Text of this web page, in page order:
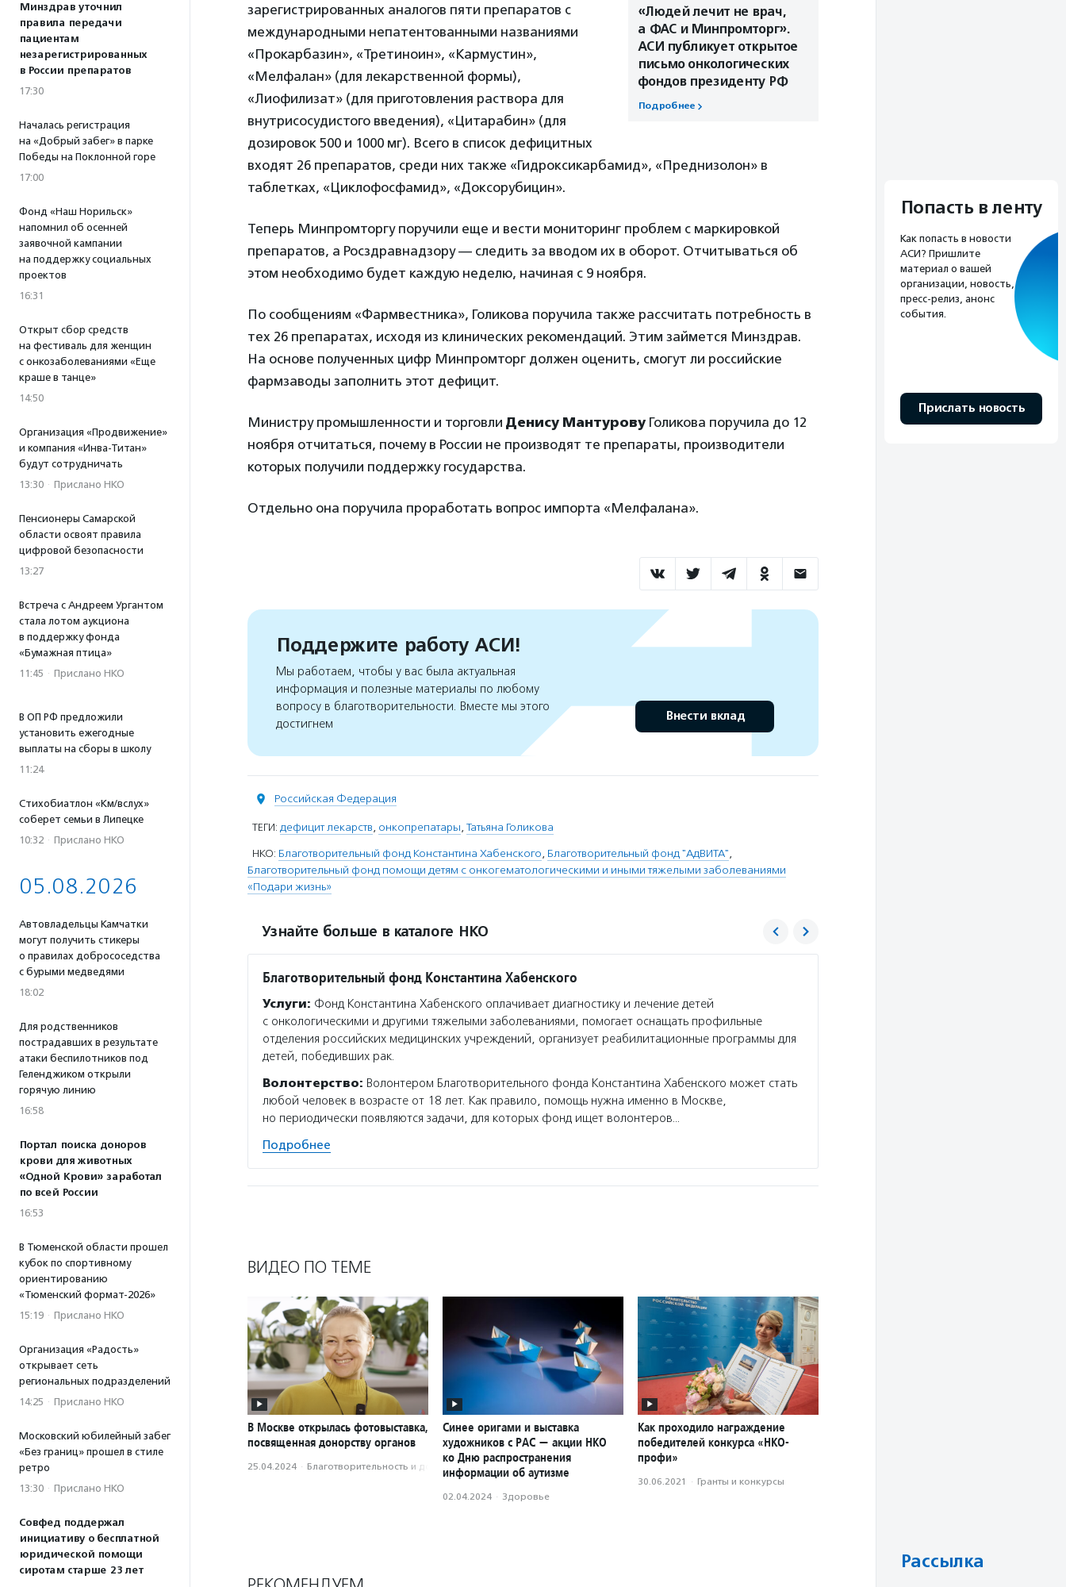
Минздрав уточнил
правила передачи
пациентам
незарегистрированных
в России препаратов
17:30
Началась регистрация
на «Добрый забег» в парке
Победы на Поклонной горе
17:00
Фонд «Наш Норильск»
напомнил об осенней
заявочной кампании
на поддержку социальных
проектов
16:31
Открыт сбор средств
на фестиваль для женщин
с онкозаболеваниями «Еще
краше в танце»
14:50
Организация «Продвижение»
и компания «Инва-Титан»
будут сотрудничать
13:30 · Прислано НКО
Пенсионеры Самарской
области освоят правила
цифровой безопасности
13:27
Встреча с Андреем Ургантом
стала лотом аукциона
в поддержку фонда
«Бумажная птица»
11:45 · Прислано НКО
В ОП РФ предложили
установить ежегодные
выплаты на сборы в школу
11:24
Стихобиатлон «Км/вслух»
соберет семьи в Липецке
10:32 · Прислано НКО
05.08.2026
Автовладельцы Камчатки
могут получить стикеры
о правилах добрососедства
с бурыми медведями
18:02
Для родственников
пострадавших в результате
атаки беспилотников под
Геленджиком открыли
горячую линию
16:58
Портал поиска доноров
крови для животных
«Одной Крови» заработал
по всей России
16:53
В Тюменской области прошел
кубок по спортивному
ориентированию
«Тюменский формат-2026»
15:19 · Прислано НКО
Организация «Радость»
открывает сеть
региональных подразделений
14:25 · Прислано НКО
Московский юбилейный забег
«Без границ» прошел в стиле
ретро
13:30 · Прислано НКО
Совфед поддержал
инициативу о бесплатной
юридической помощи
сиротам старше 23 лет
«Людей лечит не врач,
а ФАС и Минпромторг».
АСИ публикует открытое
письмо онкологических
фондов президенту РФ
Подробнее
зарегистрированных аналогов пяти препаратов с
международными непатентованными названиями
«Прокарбазин», «Третиноин», «Кармустин»,
«Мелфалан» (для лекарственной формы),
«Лиофилизат» (для приготовления раствора для
внутрисосудистого введения), «Цитарабин» (для
дозировок 500 и 1000 мг). Всего в список дефицитных
входят 26 препаратов, среди них также «Гидроксикарбамид», «Преднизолон» в
таблетках, «Циклофосфамид», «Доксорубицин».
Теперь Минпромторгу поручили еще и вести мониторинг проблем с маркировкой
препаратов, а Росздравнадзору — следить за вводом их в оборот. Отчитываться об
этом необходимо будет каждую неделю, начиная с 9 ноября.
По сообщениям «Фармвестника», Голикова поручила также рассчитать потребность в
тех 26 препаратах, исходя из клинических рекомендаций. Этим займется Минздрав.
На основе полученных цифр Минпромторг должен оценить, смогут ли российские
фармзаводы заполнить этот дефицит.
Министру промышленности и торговли Денису Мантурову Голикова поручила до 12
ноября отчитаться, почему в России не производят те препараты, производители
которых получили поддержку государства.
Отдельно она поручила проработать вопрос импорта «Мелфалана».
Поддержите работу АСИ!
Мы работаем, чтобы у вас была актуальная
информация и полезные материалы по любому
вопросу в благотворительности. Вместе мы этого
достигнем
Внести вклад
Российская Федерация
ТЕГИ: дефицит лекарств, онкопрепатары, Татьяна Голикова
НКО: Благотворительный фонд Константина Хабенского, Благотворительный фонд "АдВИТА",
Благотворительный фонд помощи детям с онкогематологическими и иными тяжелыми заболеваниями
«Подари жизнь»
Узнайте больше в каталоге НКО
Благотворительный фонд Константина Хабенского
Услуги: Фонд Константина Хабенского оплачивает диагностику и лечение детей
с онкологическими и другими тяжелыми заболеваниями, помогает оснащать профильные
отделения российских медицинских учреждений, организует реабилитационные программы для
детей, победивших рак.
Волонтерство: Волонтером Благотворительного фонда Константина Хабенского может стать
любой человек в возрасте от 18 лет. Как правило, помощь нужна именно в Москве,
но периодически появляются задачи, для которых фонд ищет волонтеров…
Подробнее
ВИДЕО ПО ТЕМЕ
В Москве открылась фотовыставка,
посвященная донорству органов
25.04.2024 · Благотвори­тель­ность и доброволь­чест­во
Синее оригами и выставка
художников с РАС — акции НКО
ко Дню распространения
информации об аутизме
02.04.2024 · Здоровье
Как проходило награждение
победителей конкурса «НКО-
профи»
30.06.2021 · Гранты и конкурсы
Попасть в ленту
Как попасть в новости
АСИ? Пришлите
материал о вашей
организации, новость,
пресс-релиз, анонс
события.
Прислать новость
Рассылка